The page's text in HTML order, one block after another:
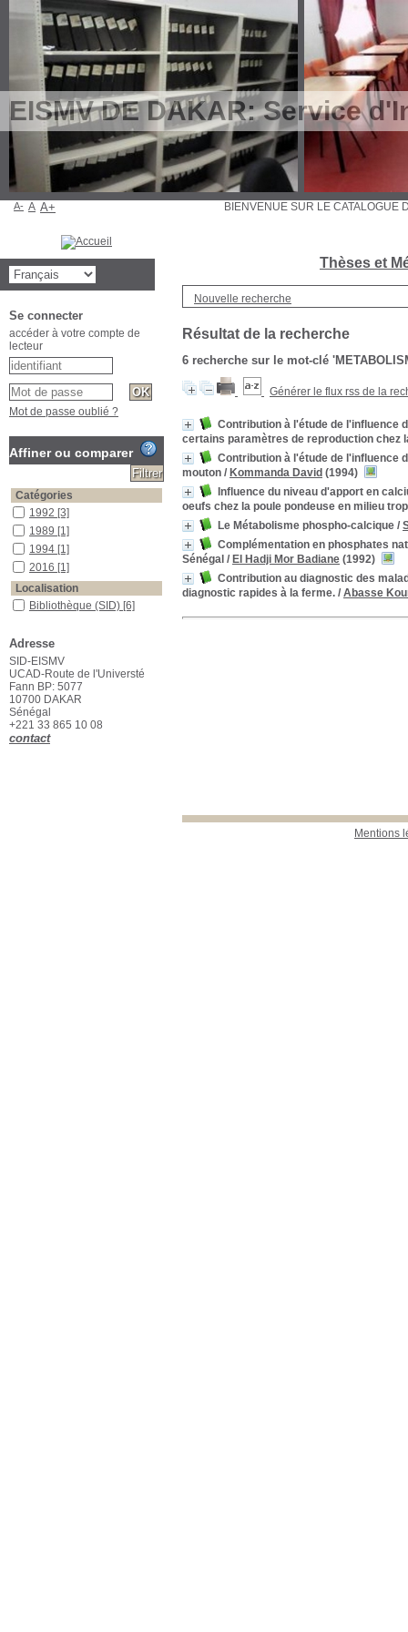
EISMV DE DAKAR: Service
Thèses et
Nouvelle recherche
Résultat de la recherche
6 recherche sur le mot-clé
Générer le flux rss de la
Contribution à l'étude de l'influence
certains paramètres de reproduction chez
Contribution à l'étude de l'influence
mouton / Kommanda David (1994)
Influence du niveau d'apport en
oeufs chez la poule pondeuse en milieu
Le Métabolisme phospho-calcique /
Complémentation en phosphates
Sénégal / El Hadji Mor Badiane (1992)
Contribution au diagnostic des
diagnostic rapides à la ferme. / Abasse
Mentions
BIENVENUE SUR LE
A- A A+
Se connecter
accéder à votre compte de
lecteur
Mot de passe oublié ?
Affiner ou comparer
Catégories
1992 [3]
1989 [1]
1994 [1]
2016 [1]
Localisation
Bibliothèque (SID) [6]
Thèses Vétérinaires
Suggestions
metabolisme
metabolismes
mineraux
Adresse
SID-EISMV
UCAD-Route de l'Universté
Fann BP: 5077
10700 DAKAR
Sénégal
+221 33 865 10 08
contact